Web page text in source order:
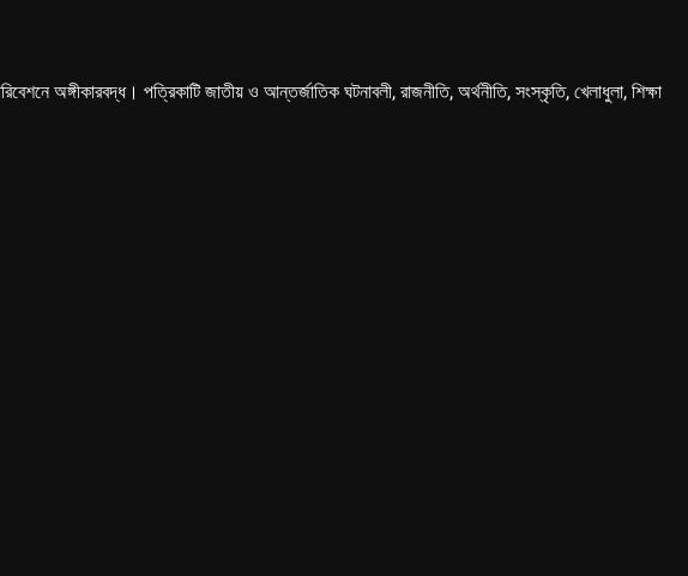
অঙ্গীকারবদ্ধ। পত্রিকাটি জাতীয় ও আন্তর্জাতিক ঘটনাবলী, রাজনীতি, অর্থনীতি, সংস্কৃতি, খেলাধুলা, শিক্ষা